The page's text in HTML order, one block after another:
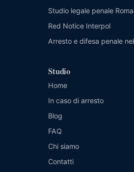
Studio legale penale
Red Notice Interpol
Arresto e difesa penale
Studio
Home
In caso di arresto
Blog
FAQ
Chi siamo
Contatti